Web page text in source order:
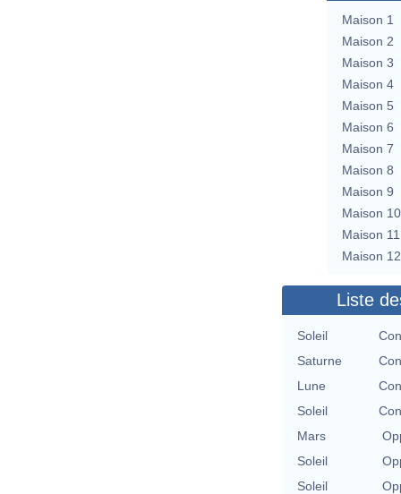
Maison 1
Maison 2
Maison 3
Maison 4
Maison 5
Maison 6
Maison 7
Maison 8
Maison 9
Maison 10
Maison 11
Maison 12
Liste
Soleil
Saturne
Lune
Soleil
Mars
Soleil
Soleil